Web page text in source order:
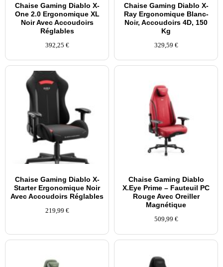
Chaise Gaming Diablo X-
One 2.0 Ergonomique XL
Noir Avec Accoudoirs
Réglables
392,25 €
Chaise Gaming Diablo X-
Ray Ergonomique Blanc-
Noir, Accoudoirs 4D, 150
Kg
329,59 €
Chaise Gaming Diablo X-
Starter Ergonomique Noir
Avec Accoudoirs Réglables
219,99 €
Chaise Gaming Diablo
X.Eye Prime – Fauteuil PC
Rouge Avec Oreiller
Magnétique
509,99 €